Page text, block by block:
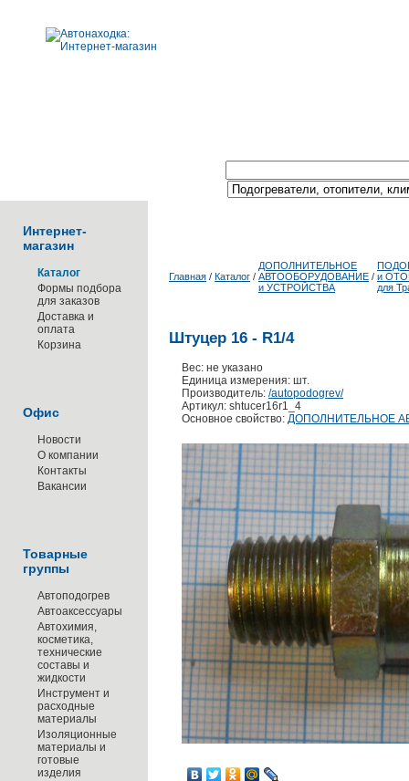
Интернет-
магазин
Каталог
Формы подбора
для заказов
Доставка и
оплата
Корзина
Офис
Новости
О компании
Контакты
Вакансии
Товарные
группы
Автоподогрев
Автоаксессуары
Автохимия,
косметика,
технические
составы и
жидкости
Инструмент и
расходные
материалы
Изоляционные
материалы и
готовые
изделия
Главная / Каталог /
ДОПОЛНИТЕЛЬНОЕ
АВТООБОРУДОВАНИЕ
и УСТРОЙСТВА
/ и
для
Штуцер 16 - R1/4
Вес: не указано
Единица измерения: шт.
Производитель: /autopodogrev/
Артикул: shtucer16r1_4
Основное свойство: ДОПОЛНИТЕЛЬНОЕ